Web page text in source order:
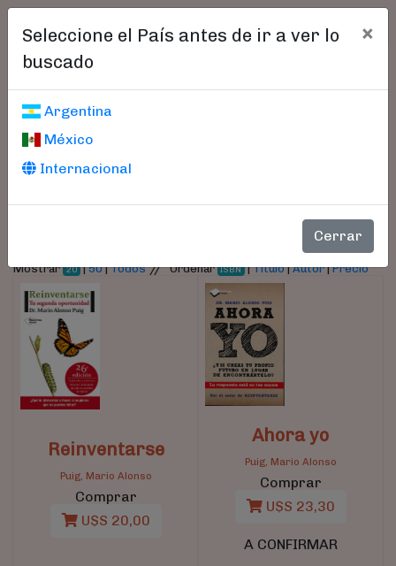
Seleccione el País antes de ir a ver lo
buscado
×
Argentina
México
Internacional
Cerrar
Libros encontrados
Parámetros
Mostrar 20 |50|Todos//Ordenar ISBN |Título|Autor|Precio
Reinventarse
Puig, Mario Alonso
Comprar
U$S 20,00
Ahora yo
Puig, Mario Alonso
Comprar
U$S 23,30
A CONFIRMAR